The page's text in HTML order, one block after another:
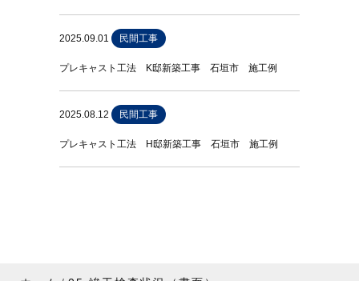
2025.09.01 民間工事
プレキャスト工法 K邸新築工事 石垣市 施工例
2025.08.12 民間工事
プレキャスト工法 H邸新築工事 石垣市 施工例